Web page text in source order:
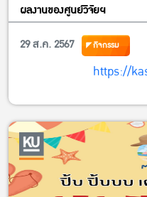
ผลงานของศูนย์วิจัยฯ
29 ส.ค. 2567
กิจกรรม
https://